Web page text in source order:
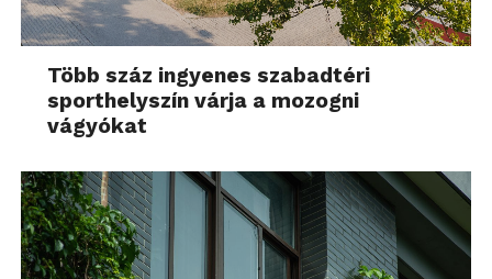
Több száz ingyenes szabadtéri
sporthelyszín várja a mozogni
vágyókat